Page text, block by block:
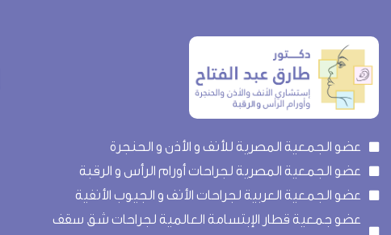
عضو الجمعية المصرية للأنف و الأذن و الحنجرة
عضو الجمعية المصرية لجراحات أورام الرأس و الرقبة
عضو الجمعية العربية لجراحات الأنف و الجيوب الأنفية
عضو جمعية قطار الإبتسامة العالمية لجراحات شق سقف